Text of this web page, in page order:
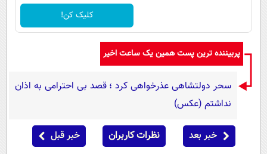
کلیک کن!
پربیننده ترین پست همین یک ساعت اخیر
سحر دولتشاهی عذرخواهی کرد ؛ قصد بی احترامی به اذان
نداشتم (عکس)
خبر بعد نظرات کاربران خبر قبل